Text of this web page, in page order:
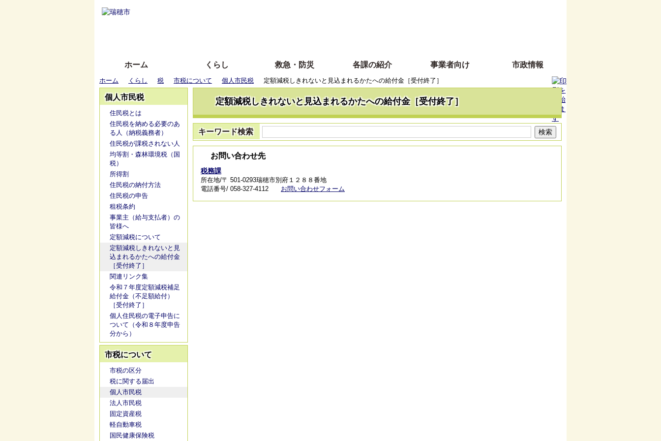
ホーム くらし 救急・防災 各課の紹介 事業者向け 市政情報
ホーム くらし 税 市税について 個人市民税 定額減税しきれないと見込まれるかたへの給付金［受付終了］
個人市民税
住民税とは
住民税を納める必要のあ
る人（納税義務者）
住民税が課税されない人
均等割・森林環境税（国
税）
所得割
住民税の納付方法
住民税の申告
租税条約
事業主（給与支払者）の
皆様へ
定額減税について
定額減税しきれないと見
込まれるかたへの給付金
［受付終了］
関連リンク集
令和７年度定額減税補足
給付金（不足額給付）
［受付終了］
個人住民税の電子申告に
ついて（令和８年度申告
分から）
市税について
市税の区分
税に関する届出
個人市民税
法人市民税
固定資産税
軽自動車税
国民健康保険税
定額減税しきれないと見込まれるかたへの給付金［受付終了］
キーワード検索
お問い合わせ先
税務課
所在地/〒 501-0293瑞穂市別府１２８８番地
電話番号/ 058-327-4112
お問い合わせフォーム